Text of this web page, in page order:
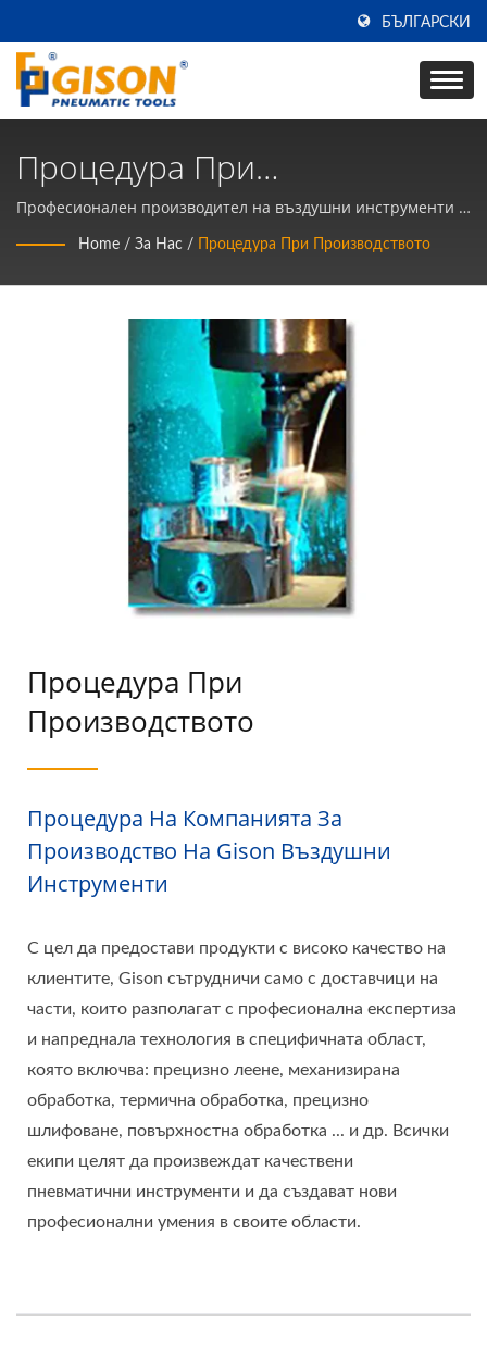
БЪЛГАРСКИ
Процедура При
Производството |
Производител На Въздушни
Инструменти И Пневматични
Ръчни Инструменти В Тайван
От 50 Години | Gison
Професионален производител на въздушни инструменти |
Производител на въздушни инструменти и пневматични
ръчни инструменти в Тайван от 50 години | Gison
Home / За Нас / Процедура При Производството
Процедура При
Производството
Процедура На Компанията За
Производство На Gison Въздушни
Инструменти
С цел да предостави продукти с високо качество на
клиентите, Gison сътрудничи само с доставчици на
части, които разполагат с професионална експертиза
и напреднала технология в специфичната област,
която включва: прецизно леене, механизирана
обработка, термична обработка, прецизно
шлифоване, повърхностна обработка ... и др. Всички
екипи целят да произвеждат качествени
пневматични инструменти и да създават нови
професионални умения в своите области.